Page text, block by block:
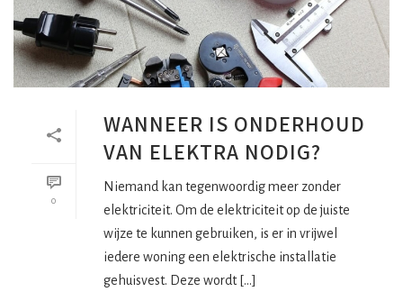
0
WANNEER IS ONDERHOUD
VAN ELEKTRA NODIG?
Niemand kan tegenwoordig meer zonder
elektriciteit. Om de elektriciteit op de juiste
wijze te kunnen gebruiken, is er in vrijwel
iedere woning een elektrische installatie
gehuisvest. Deze wordt [...]